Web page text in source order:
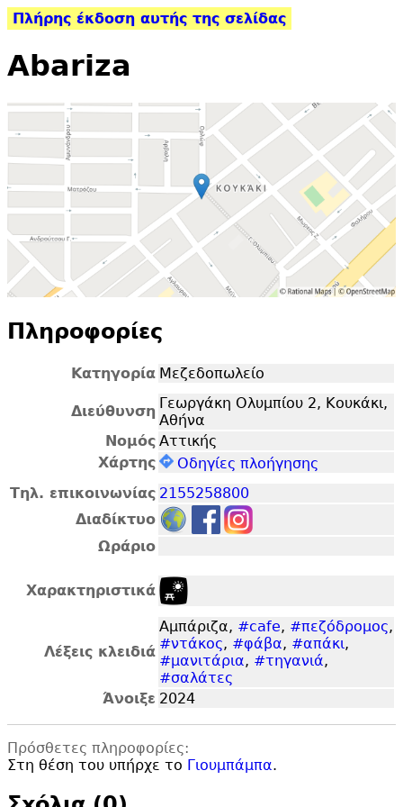
Πλήρης έκδοση αυτής της σελίδας
Abariza
Πληροφορίες
Κατηγορία Μεζεδοπωλείο
Διεύθυνση Γεωργάκη Ολυμπίου 2, Κουκάκι,
Αθήνα
Νομός Αττικής
Χάρτης
Οδηγίες πλοήγησης
Τηλ. επικοινωνίας 2155258800
Διαδίκτυο
Ωράριο
Χαρακτηριστικά
Λέξεις κλειδιά
Αμπάριζα, #cafe, #πεζόδρομος,
#ντάκος, #φάβα, #απάκι,
#μανιτάρια, #τηγανιά,
#σαλάτες
Άνοιξε 2024
Πρόσθετες πληροφορίες:
Στη θέση του υπήρχε το Γιουμπάμπα.